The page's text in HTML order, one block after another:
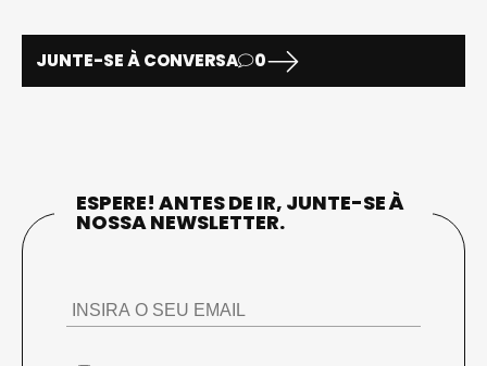
JUNTE-SE À CONVERSA 0
ESPERE! ANTES DE IR, JUNTE-SE À
NOSSA NEWSLETTER.